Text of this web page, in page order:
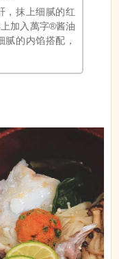
，抹上细腻的红
加入萬字®酱油
的内馅搭配，